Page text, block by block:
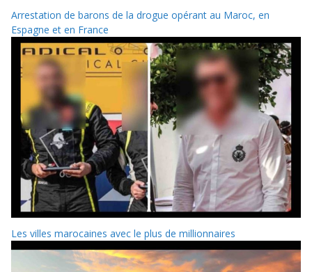
Arrestation de barons de la drogue opérant au Maroc, en
Espagne et en France
Les villes marocaines avec le plus de millionnaires